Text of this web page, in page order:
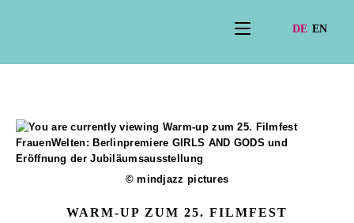
© mindjazz pictures
WARM-UP ZUM 25. FILMFEST